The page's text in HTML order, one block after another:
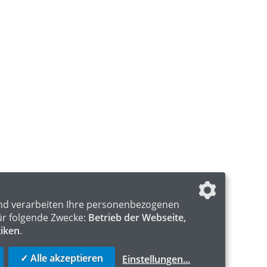
verarbeiten Ihre personenbezogenen
folgende Zwecke: Betrieb der Webseite,
.
✓ Alle akzeptieren Einstellungen...